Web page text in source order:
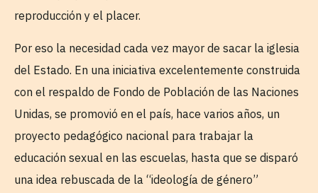
reproducción y el placer.
Por eso la necesidad cada vez mayor de sacar la iglesia
del Estado. En una iniciativa excelentemente construida
con el respaldo de Fondo de Población de las Naciones
Unidas, se promovió en el país, hace varios años, un
proyecto pedagógico nacional para trabajar la
educación sexual en las escuelas, hasta que se disparó
una idea rebuscada de la “ideología de género”